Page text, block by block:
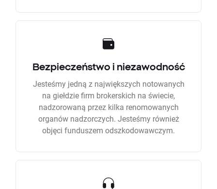
Bezpieczeństwo i niezawodność
Jesteśmy jedną z największych notowanych
na giełdzie firm brokerskich na świecie,
nadzorowaną przez kilka renomowanych
organów nadzorczych. Jesteśmy również
objęci funduszem odszkodowawczym.